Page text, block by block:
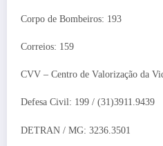
Corpo de Bombeiros: 193
Correios: 159
CVV – Centro de Valorização da
Defesa Civil: 199 / (31)3911.9439
DETRAN / MG: 3236.3501